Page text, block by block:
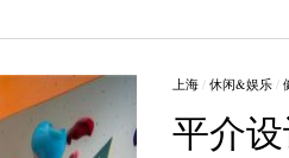
上海 / 休闲&娱乐 /
平介